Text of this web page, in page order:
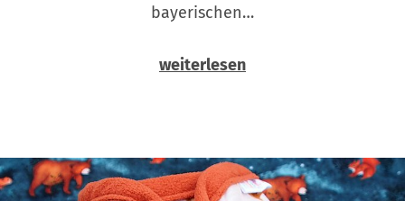
bayerischen…
weiterlesen